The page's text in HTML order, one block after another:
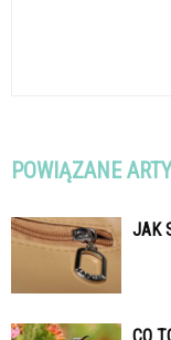
POWIĄZANE
JAK